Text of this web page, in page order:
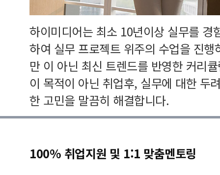
하이미디어는 최소 10년이상 실무를 경
하여 실무 프로젝트 위주의 수업을 진
만 이 아닌 최신 트렌드를 반영한 커리
이 목적이 아닌 취업후, 실무에 대한 두
한 고민을 말끔히 해결합니다.
100% 취업지원 및 1:1 맞춤멘토링